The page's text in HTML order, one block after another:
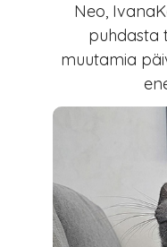
Neo,
puhdasta
muutamia